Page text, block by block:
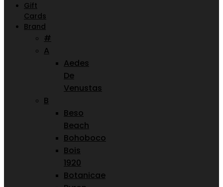
Gift
Cards
Brand
#
A
Aedes
De
Venustas
B
Beso
Beach
Bohoboco
Bois
1920
Botanicae